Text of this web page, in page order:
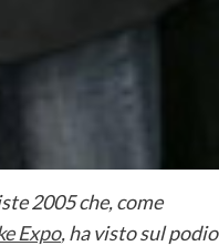
2005 che, come
Expo, ha visto sul podio